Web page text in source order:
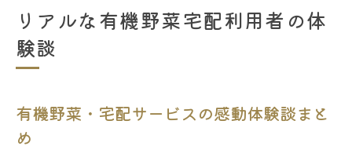
宅配サービスで家族の食卓に変化を実感
大阪府の家庭が実感した食事の変化とは
リアルな有機野菜宅配利用者の体
験談
有機野菜・宅配サービスの感動体験談まと
め